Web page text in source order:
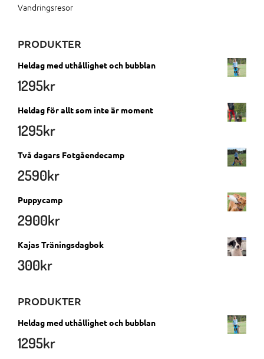
Vandringsresor
PRODUKTER
Heldag med uthållighet och bubblan
1295kr
Heldag för allt som inte är moment
1295kr
Två dagars Fotgåendecamp
2590kr
Puppycamp
2900kr
Kajas Träningsdagbok
300kr
PRODUKTER
Heldag med uthållighet och bubblan
1295kr